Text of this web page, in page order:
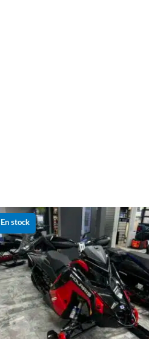
En stock
Le
prix
initial
était :
22 399.00 $.
Le
prix
actuel
est :
20 099.00 $.